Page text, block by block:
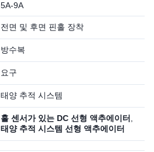
5A-9A
전면 및 후면 핀홀 장착
방수복
요구
태양 추적 시스템
홀 센서가 있는 DC 선형 액추에이터
태양 추적 시스템 선형 액추에이터